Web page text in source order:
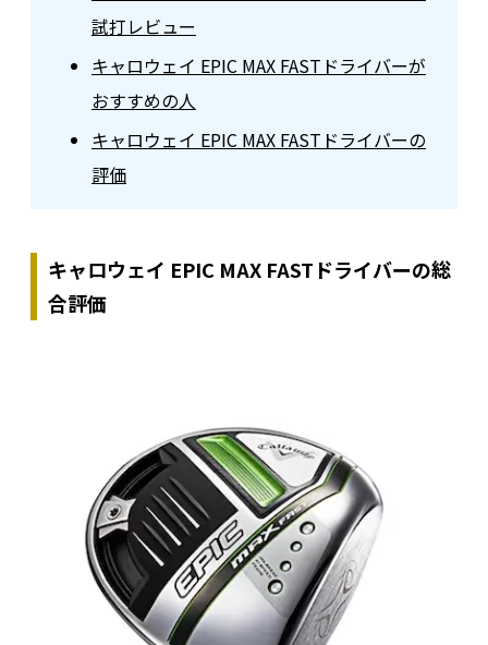
試打レビュー
キャロウェイ EPIC MAX FASTドライバーが
おすすめの人
キャロウェイ EPIC MAX FASTドライバーの
評価
キャロウェイ EPIC MAX FASTドライバーの総
合評価